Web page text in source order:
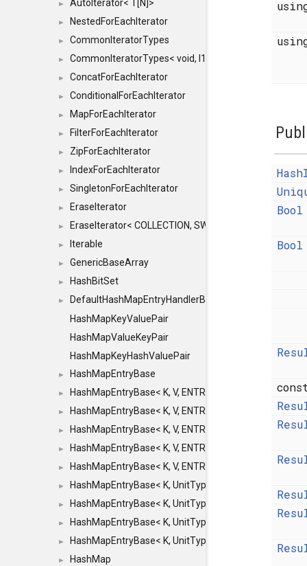
► AutoIterator< T[N]>
► NestedForEachIterator
► CommonIteratorTypes
► CommonIteratorTypes< void, I1, I2 >
► ConcatForEachIterator
► ConditionalForEachIterator
► MapForEachIterator
► FilterForEachIterator
► ZipForEachIterator
► IndexForEachIterator
► SingletonForEachIterator
► EraseIterator
► EraseIterator< COLLECTION, SWAP_ERASE, false >
► Iterable
► GenericBaseArray
► HashBitSet
►
DefaultHashMapEntryHandlerBase
HashMapKeyValuePair
HashMapValueKeyPair
HashMapKeyHashValuePair
► HashMapEntryBase
► HashMapEntryBase< K, V, ENTRY_HANDLER,
► HashMapEntryBase< K, V, ENTRY_HANDLER,
► HashMapEntryBase< K, V, ENTRY_HANDLER,
► HashMapEntryBase< K, V, ENTRY_HANDLER,
► HashMapEntryBase< K, V, ENTRY_HANDLER,
► HashMapEntryBase< K, UnitType, ENTRY_HANDLER,
► HashMapEntryBase< K, UnitType, ENTRY_HANDLER,
► HashMapEntryBase< K, UnitType, ENTRY_HANDLER,
► HashMapEntryBase< K, UnitType, ENTRY_HANDLER,
► HashMap
Bool
Bool